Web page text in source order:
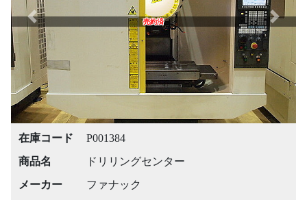
売約済
Previous Next
在庫コード
P001384
商品名
ドリリングセンター
メーカー
ファナック